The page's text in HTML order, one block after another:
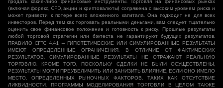
(включая форекс, CFD, акции и криптовалюты) сопряжена с высоким уровнем риска и
может привести к потере всего вложенного капитала. Она подходит не для всех
инвесторов. Перед тем как торговать реальными деньгами, вам следует тщательно
оценить свое финансовое положение и готовность к риску. Прошлые результаты
любой торговой стратегии или бэктеста не гарантируют будущих результатов.
ПРАВИЛО CFTC 4.41 — ГИПОТЕТИЧЕСКИЕ ИЛИ СИМУЛИРОВАННЫЕ РЕЗУЛЬТАТЫ
ИМЕЮТ ОПРЕДЕЛЕННЫЕ ОГРАНИЧЕНИЯ. В ОТЛИЧИЕ ОТ ФАКТИЧЕСКИХ
РЕЗУЛЬТАТОВ, СИМУЛИРОВАННЫЕ РЕЗУЛЬТАТЫ НЕ ОТРАЖАЮТ РЕАЛЬНУЮ
ТОРГОВЛЮ. КРОМЕ ТОГО, ПОСКОЛЬКУ СДЕЛКИ НЕ БЫЛИ ОСУЩЕСТВЛЕНЫ,
РЕЗУЛЬТАТЫ МОГЛИ ПРЕУВЕЛИЧИТЬ ИЛИ ЗАНИЗИТЬ ВЛИЯНИЕ, ЕСЛИ ОНО ИМЕЛО
МЕСТО, ОПРЕДЕЛЕННЫХ РЫНОЧНЫХ ФАКТОРОВ, ТАКИХ КАК ОТСУТСТВИЕ
ЛИКВИДНОСТИ. ПРОГРАММЫ МОДЕЛИРОВАНИЯ ТОРГОВЛИ В ЦЕЛОМ ТАКЖЕ